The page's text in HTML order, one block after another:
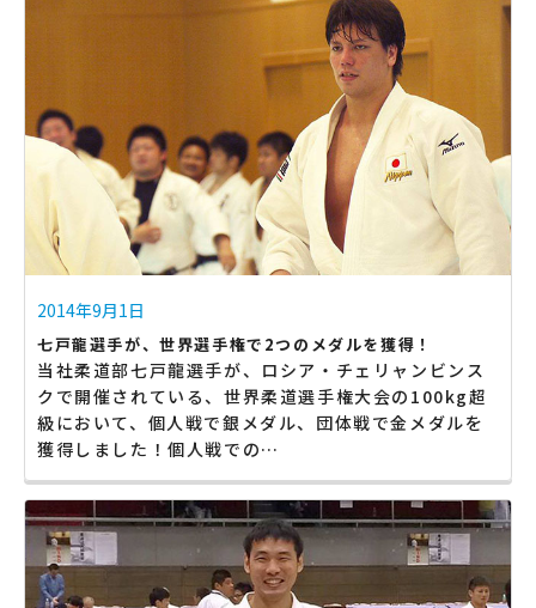
2014年9月1日
七戸龍選手が、世界選手権で2つのメダルを獲得！
当社柔道部七戸龍選手が、ロシア・チェリャンビンス
クで開催されている、世界柔道選手権大会の100kg超
級において、個人戦で銀メダル、団体戦で金メダルを
獲得しました！個人戦での…